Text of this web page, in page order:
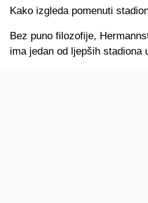
Kako izgleda pomenuti
Bez puno filozofije,
ima jedan od ljepših stadiona